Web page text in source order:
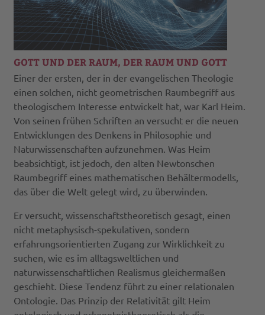
GOTT UND DER RAUM, DER RAUM UND GOTT
Einer der ersten, der in der evangelischen Theologie
einen solchen, nicht geometrischen Raumbegriff aus
theologischem Interesse entwickelt hat, war Karl Heim.
Von seinen frühen Schriften an versucht er die neuen
Entwicklungen des Denkens in Philosophie und
Naturwissenschaften aufzunehmen. Was Heim
beabsichtigt, ist jedoch, den alten Newtonschen
Raumbegriff eines mathematischen Behältermodells,
das über die Welt gelegt wird, zu überwinden.
Er versucht, wissenschaftstheoretisch gesagt, einen
nicht metaphysisch-spekulativen, sondern
erfahrungsorientierten Zugang zur Wirklichkeit zu
suchen, wie es im alltagsweltlichen und
naturwissenschaftlichen Realismus gleichermaßen
geschieht. Diese Tendenz führt zu einer relationalen
Ontologie. Das Prinzip der Relativität gilt Heim